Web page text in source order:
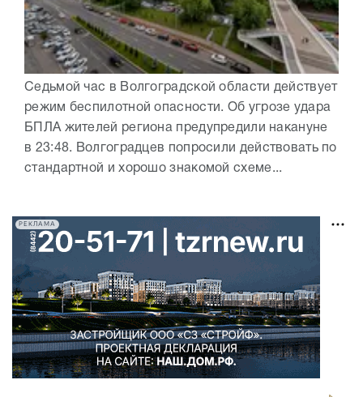
Седьмой час в Волгоградской области действует
режим беспилотной опасности. Об угрозе удара
БПЛА жителей региона предупредили накануне
в 23:48. Волгоградцев попросили действовать по
стандартной и хорошо знакомой схеме...
РЕКЛАМА